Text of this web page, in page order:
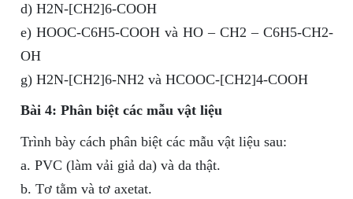
d) H2N-[CH2]6-COOH
e) HOOC-C6H5-COOH và HO – CH2 – C6H5-CH2-
OH
g) H2N-[CH2]6-NH2 và HCOOC-[CH2]4-COOH
Bài 4: Phân biệt các mẫu vật liệu
Trình bày cách phân biệt các mẫu vật liệu sau:
a. PVC (làm vải giả da) và da thật.
b. Tơ tằm và tơ axetat.